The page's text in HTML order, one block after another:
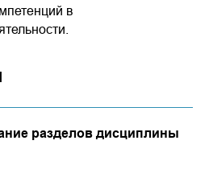
в
разделов дисциплины